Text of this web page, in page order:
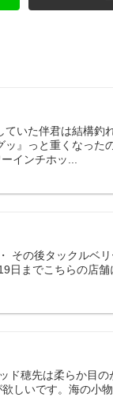
いた伴君は結構釣
』っと重くなった
インチホッ...
その後タックルベ
日までこちらの店舗
ド穂先は柔らか目の
しいです。海の小